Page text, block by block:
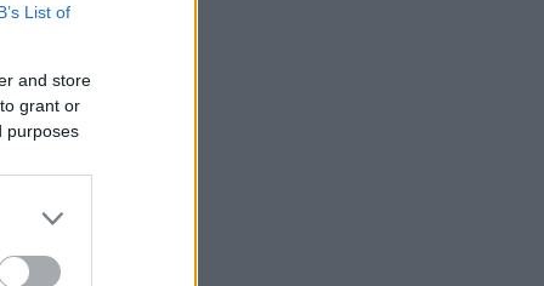
List of
and store
grant or
purposes